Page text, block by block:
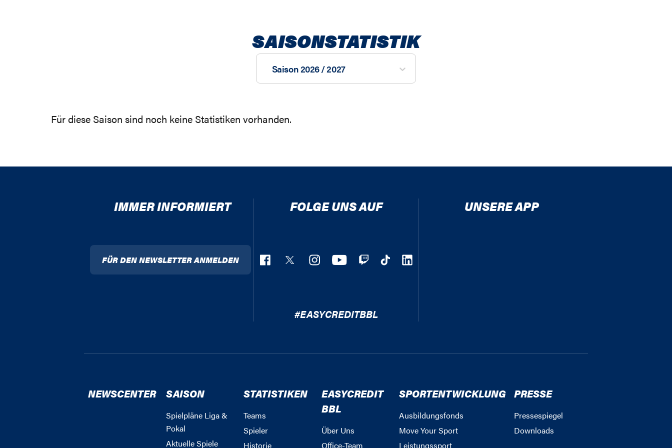
SAISONSTATISTIK
Saison 2026 / 2027
Für diese Saison sind noch keine Statistiken vorhanden.
IMMER INFORMIERT
FÜR DEN NEWSLETTER ANMELDEN
FOLGE UNS AUF
#EASYCREDITBBL
UNSERE APP
NEWSCENTER SAISON
Spielpläne Liga &
Pokal
Aktuelle Spiele
STATISTIKEN
Teams
Spieler
Historie
EASYCREDIT
BBL
Über Uns
Office-Team
SPORTENTWICKLUNG
Ausbildungsfonds
Move Your Sport
Leistungssport
PRESSE
Pressespiegel
Downloads